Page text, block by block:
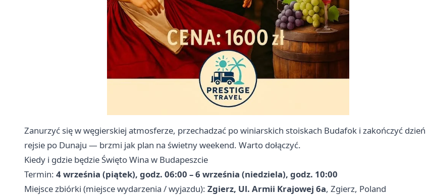
Zanurzyć się w węgierskiej atmosferze, przechadzać po winiarskich stoiskach Budafok i zakończyć dzień
rejsie po Dunaju — brzmi jak plan na świetny weekend. Warto dołączyć.
Kiedy i gdzie będzie Święto Wina w Budapeszcie
Termin: 4 września (piątek), godz. 06:00 – 6 września (niedziela), godz. 10:00
Miejsce zbiórki (miejsce wydarzenia / wyjazdu): Zgierz, Ul. Armii Krajowej 6a, Zgierz, Poland